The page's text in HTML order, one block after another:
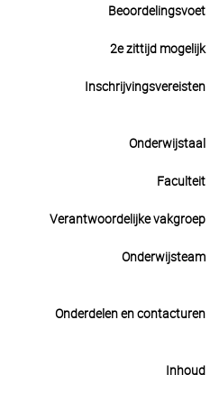
Beoordelingsvoet
2e zittijd mogelijk
Inschrijvingsvereisten
Onderwijstaal
Faculteit
Verantwoordelijke vakgroep
Onderwijsteam
Onderdelen en contacturen
Inhoud